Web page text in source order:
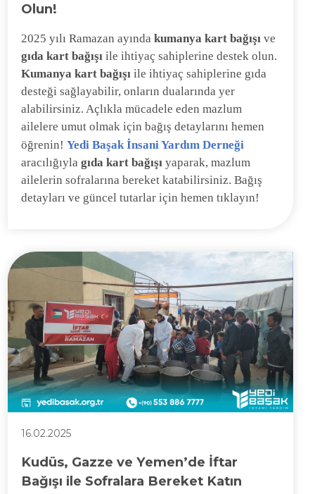
Olun!
2025 yılı Ramazan ayındakumanya kart bağışı ve
gıda kart bağışı ile ihtiyaç sahiplerine destek olun.
Kumanya kart bağışı ile ihtiyaç sahiplerine gıda
desteği sağlayabilir, onların dualarında yer
alabilirsiniz. Açlıkla mücadele eden mazlum
ailelere umut olmak için bağış detaylarını hemen
öğrenin!Yedi Başak İnsani Yardım Derneği
aracılığıylagıda kart bağışı yaparak, mazlum
ailelerin sofralarına bereket katabilirsiniz. Bağış
detayları ve güncel tutarlar için hemen tıklayın!
16.02.2025
Kudüs, Gazze ve Yemen’de İftar
Bağışı ile Sofralara Bereket Katın